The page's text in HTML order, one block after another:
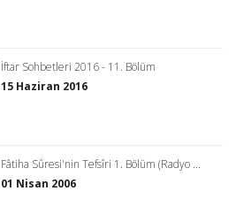
İftar Sohbetleri 2016 - 11. Bölüm
15 Haziran 2016
Fâtiha Sûresi'nin Tefsîri 1. Bölüm (Radyo ...
01 Nisan 2006